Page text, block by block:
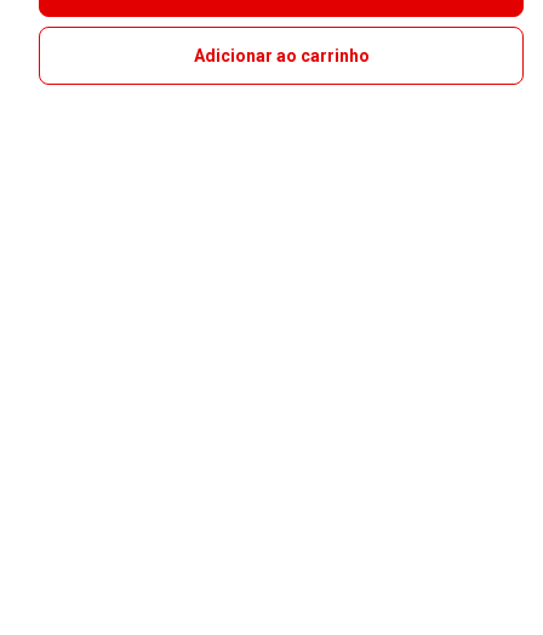
Adicionar ao carrinho